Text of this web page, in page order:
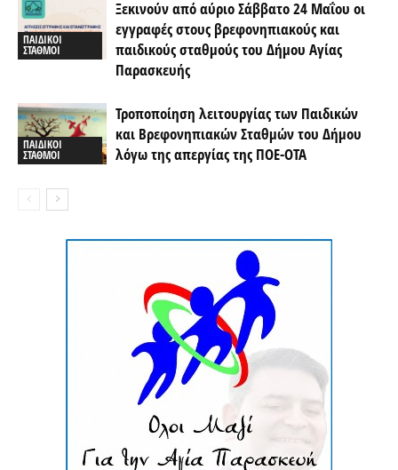
ΠΑΙΔΙΚΟΙ
ΣΤΑΘΜΟΙ
Ξεκινούν από αύριο Σάββατο 24 Μαΐου οι
εγγραφές στους βρεφονηπιακούς και
παιδικούς σταθμούς του Δήμου Αγίας
Παρασκευής
ΠΑΙΔΙΚΟΙ
ΣΤΑΘΜΟΙ
Τροποποίηση λειτουργίας των Παιδικών
και Βρεφονηπιακών Σταθμών του Δήμου
λόγω της απεργίας της ΠΟΕ-ΟΤΑ